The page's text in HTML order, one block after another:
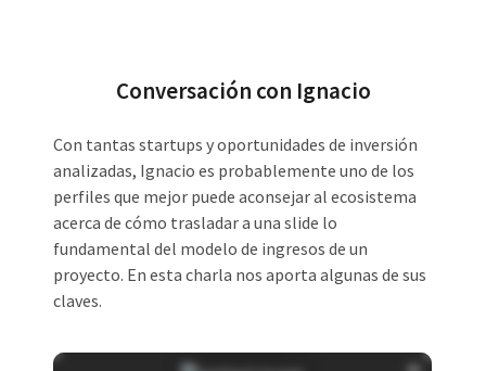
Conversación con Ignacio
Con tantas startups y oportunidades de inversión
analizadas, Ignacio es probablemente uno de los
perfiles que mejor puede aconsejar al ecosistema
acerca de cómo trasladar a una slide lo
fundamental del modelo de ingresos de un
proyecto. En esta charla nos aporta algunas de sus
claves.